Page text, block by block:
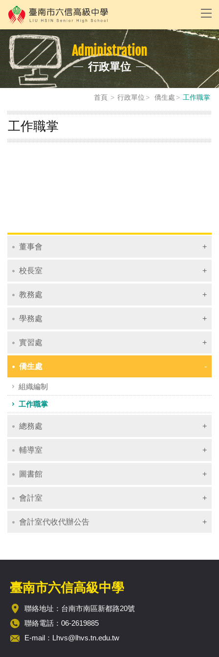
Administration
行政單位
首頁 行政單位 僑生處 工作職掌
工作職掌
董事會
校長室
教務處
學務處
實習處
僑生處
組織編制
工作職掌
總務處
輔導室
圖書館
會計室
會計室代收代辦公告
臺南市六信高級中學
聯絡地址：台南市南區新都路20號
聯絡電話：06-2619885
E-mail： Lhvs@lhvs.tn.edu.tw